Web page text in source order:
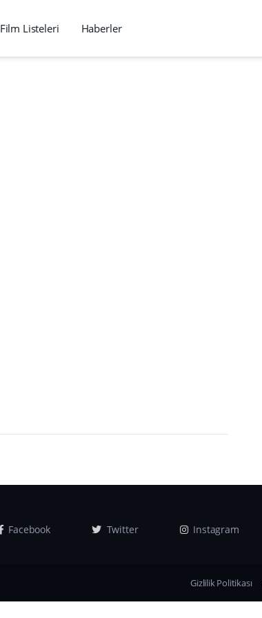
Film Listeleri Haberler
Facebook Twitter Instagram
Gizlilik Politikası